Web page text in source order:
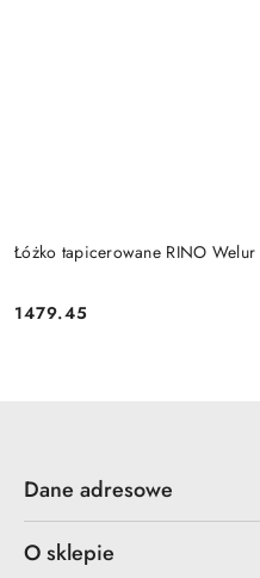
Łóżko tapicerowane RINO
Cena:
1479.45
Dane adresowe
O sklepie